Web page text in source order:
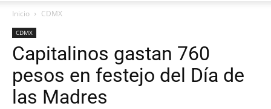
Inicio CDMX
CDMX
Capitalinos gastan 760
pesos en festejo del Día de
las Madres